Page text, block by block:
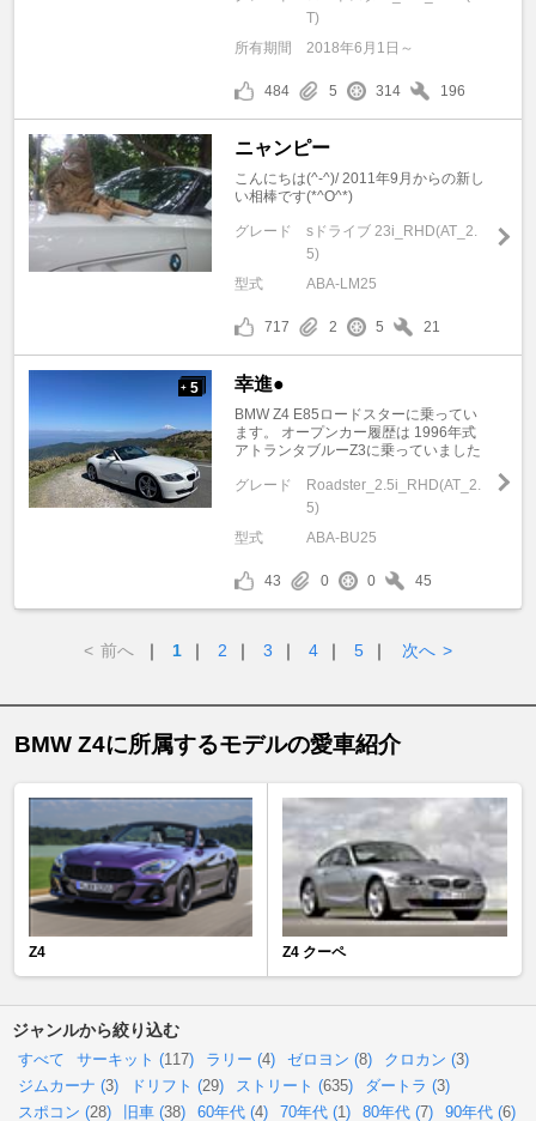
T)
所有期間
2018年6月1日～
484 5 314 196
ニャンピー
こんにちは(^-^)/ 2011年9月からの新し
い相棒です(*^O^*)
グレード
sドライブ 23i_RHD(AT_2.
5)
型式
ABA-LM25
717 2 5 21
+ 5 幸進●
BMW Z4 E85ロードスターに乗ってい
ます。 オープンカー履歴は 1996年式
アトランタブルーZ3に乗っていました
グレード
Roadster_2.5i_RHD(AT_2.
5)
型式
ABA-BU25
43 0 0 45
< 前へ ｜ 1 ｜ 2 ｜ 3 ｜ 4 ｜ 5 ｜ 次へ >
BMW Z4に所属するモデルの愛車紹介
Z4 Z4 クーペ
ジャンルから絞り込む
すべて サーキット (117) ラリー (4) ゼロヨン (8) クロカン (3)
ジムカーナ (3) ドリフト (29) ストリート (635) ダートラ (3)
スポコン (28) 旧車 (38) 60年代 (4) 70年代 (1) 80年代 (7) 90年代 (6)